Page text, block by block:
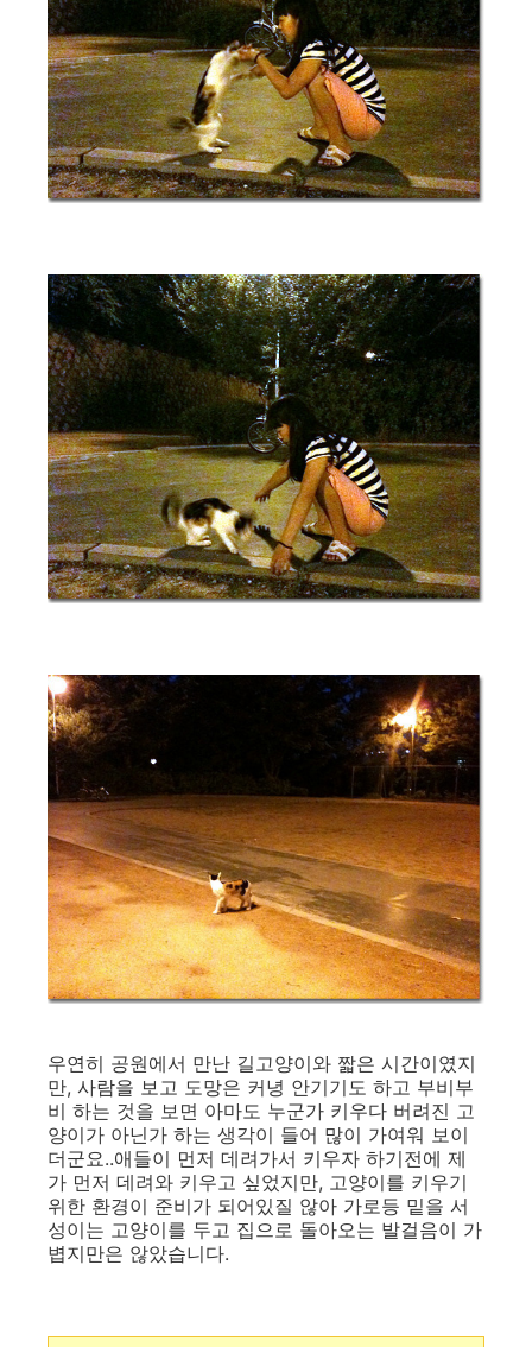
우연히 공원에서 만난 길고양이와 짧은 시간이였지
만, 사람을 보고 도망은 커녕 안기기도 하고 부비부
비 하는 것을 보면 아마도 누군가 키우다 버려진 고
양이가 아닌가 하는 생각이 들어 많이 가여워 보이
더군요..애들이 먼저 데려가서 키우자 하기전에 제
가 먼저 데려와 키우고 싶었지만, 고양이를 키우기
위한 환경이 준비가 되어있질 않아 가로등 밑을 서
성이는 고양이를 두고 집으로 돌아오는 발걸음이 가
볍지만은 않았습니다.